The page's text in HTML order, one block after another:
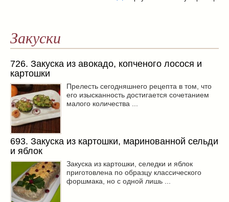
Закуски
726. Закуска из авокадо, копченого лосося и
картошки
Прелесть сегодняшнего рецепта в том, что
его изысканность достигается сочетанием
малого количества ...
693. Закуска из картошки, маринованной сельди
и яблок
Закуска из картошки, селедки и яблок
приготовлена по образцу классического
форшмака, но с одной лишь ...